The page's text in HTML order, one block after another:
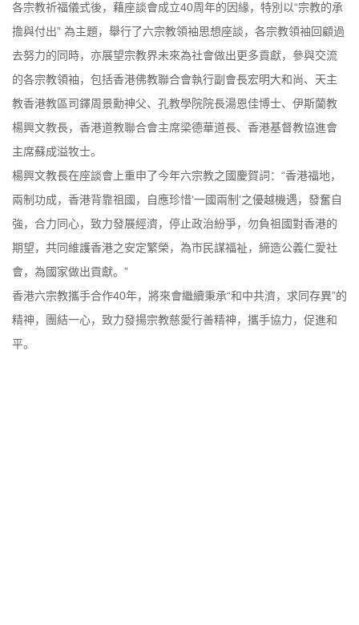
各宗教祈福儀式後，藉座談會成立40周年的因緣，特別以“宗教的承
擔與付出” 為主題，舉行了六宗教領袖思想座談，各宗教領袖回顧過
去努力的同時，亦展望宗教界未來為社會做出更多貢獻，參與交流
的各宗教領袖，包括香港佛教聯合會執行副會長宏明大和尚、天主
教香港教區司鐸周景勳神父、孔教學院院長湯恩佳博士、伊斯蘭教
楊興文教長，香港道教聯合會主席梁德華道長、香港基督教協進會
主席蘇成溢牧士。
楊興文教長在座談會上重申了今年六宗教之國慶賀詞：“香港福地，
兩制功成，香港背靠祖國，自應珍惜‘一國兩制’之優越機遇，發奮自
強，合力同心，致力發展經濟，停止政治紛爭，勿負祖國對香港的
期望，共同維護香港之安定繁榮，為市民謀福祉，締造公義仁愛社
會，為國家做出貢獻。”
香港六宗教攜手合作40年，將來會繼續秉承“和中共濟，求同存異”的
精神，團結一心，致力發揚宗教慈愛行善精神，攜手協力，促進和
平。